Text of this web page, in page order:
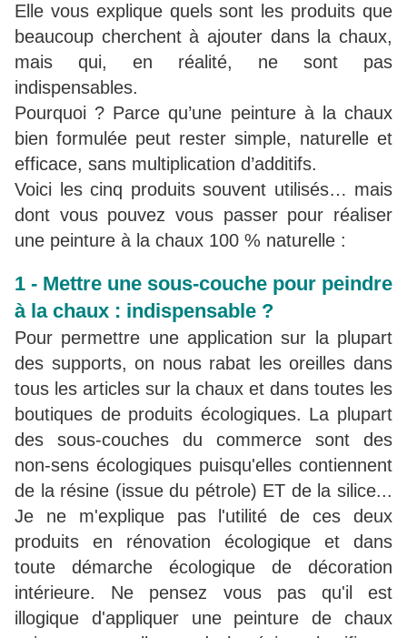
Elle vous explique quels sont les produits que
beaucoup cherchent à ajouter dans la chaux,
mais qui, en réalité, ne sont pas
indispensables.
Pourquoi ? Parce qu’une peinture à la chaux
bien formulée peut rester simple, naturelle et
efficace, sans multiplication d’additifs.
Voici les cinq produits souvent utilisés… mais
dont vous pouvez vous passer pour réaliser
une peinture à la chaux 100 % naturelle :
1 - Mettre une sous-couche pour peindre
à la chaux : indispensable ?
Pour permettre une application sur la plupart
des supports, on nous rabat les oreilles dans
tous les articles sur la chaux et dans toutes les
boutiques de produits écologiques. La plupart
des sous-couches du commerce sont des
non-sens écologiques puisqu'elles contiennent
de la résine (issue du pétrole) ET de la silice...
Je ne m'explique pas l'utilité de ces deux
produits en rénovation écologique et dans
toute démarche écologique de décoration
intérieure. Ne pensez vous pas qu'il est
illogique d'appliquer une peinture de chaux